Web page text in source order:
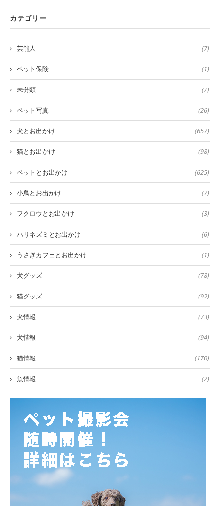
カテゴリー
芸能人 (7)
ペット保険 (1)
未分類 (7)
ペット写真 (26)
犬とお出かけ (657)
猫とお出かけ (98)
ペットとお出かけ (625)
小鳥とお出かけ (7)
フクロウとお出かけ (3)
ハリネズミとお出かけ (6)
うさぎカフェとお出かけ (1)
犬グッズ (78)
猫グッズ (92)
犬情報 (73)
犬情報 (94)
猫情報 (170)
魚情報 (2)